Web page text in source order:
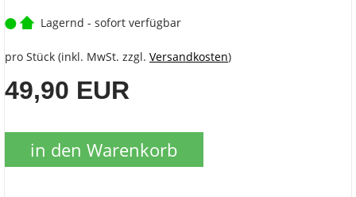
Lagernd - sofort verfügbar
pro Stück (inkl. MwSt. zzgl. Versandkosten)
49,90 EUR
in den Warenkorb